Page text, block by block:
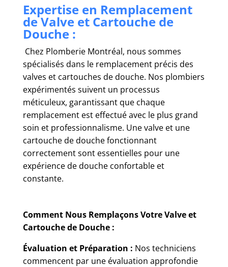
Expertise en Remplacement
de Valve et Cartouche de
Douche :
Chez Plomberie Montréal, nous sommes
spécialisés dans le remplacement précis des
valves et cartouches de douche. Nos plombiers
expérimentés suivent un processus
méticuleux, garantissant que chaque
remplacement est effectué avec le plus grand
soin et professionnalisme. Une valve et une
cartouche de douche fonctionnant
correctement sont essentielles pour une
expérience de douche confortable et
constante.
Comment Nous Remplaçons Votre Valve et
Cartouche de Douche :
Évaluation et Préparation : Nos techniciens
commencent par une évaluation approfondie